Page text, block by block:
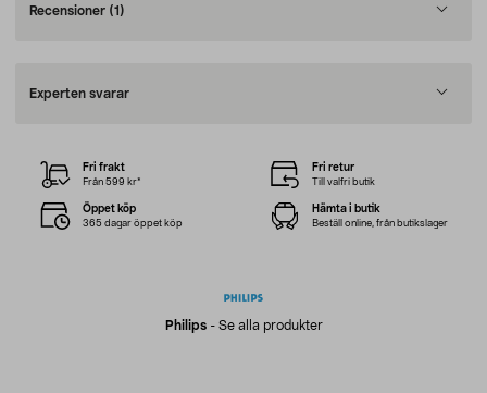
Recensioner (1)
Experten svarar
Philips- Se alla produkter
Fri frakt
Från 599 kr*
Fri retur
Till valfri butik
Öppet köp
365 dagar öppet köp
Hämta i butik
Beställ online, från butikslager